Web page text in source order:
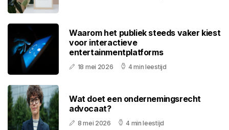
Waarom het publiek steeds vaker kiest
voor interactieve
entertainmentplatforms
18 mei 2026 4 min leestijd
Wat doet een ondernemingsrecht
advocaat?
8 mei 2026 4 min leestijd